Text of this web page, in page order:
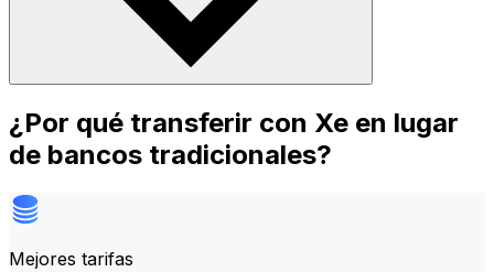
¿Por qué transferir con Xe en lugar
de bancos tradicionales?
Mejores tarifas